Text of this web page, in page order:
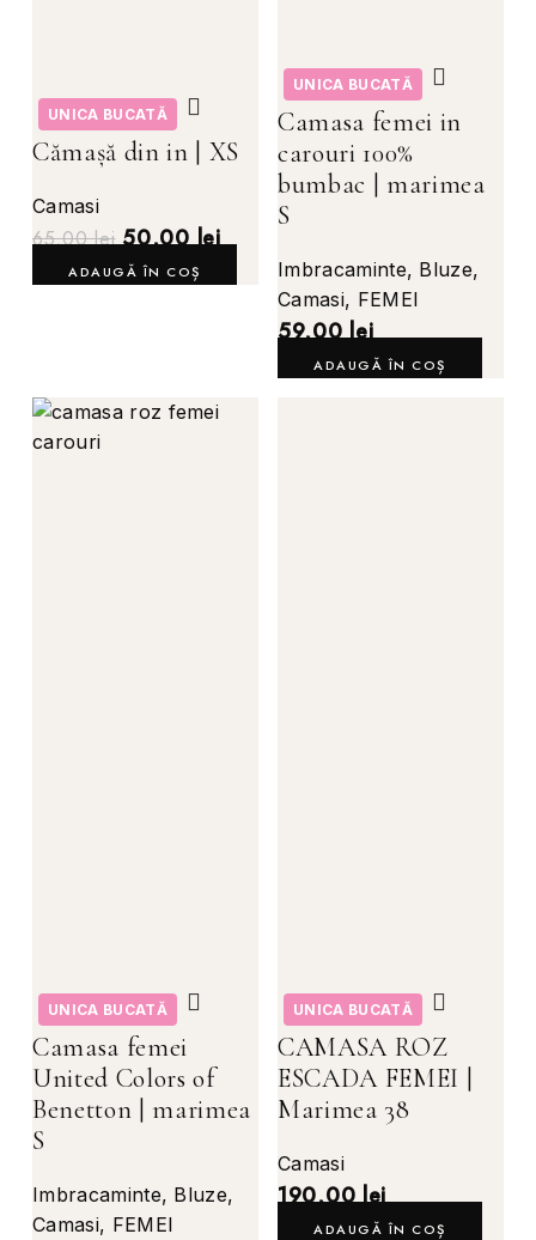
UNICA BUCATĂ
Cămașă din in | XS
Camasi
65,00lei 50,00lei
ADAUGĂ ÎN COȘ
UNICA BUCATĂ
Camasa femei in
carouri 100%
bumbac | marimea
S
Imbracaminte, Bluze,
Camasi, FEMEI
59,00lei
ADAUGĂ ÎN COȘ
UNICA BUCATĂ
Camasa femei
United Colors of
Benetton | marimea
S
Imbracaminte, Bluze,
Camasi, FEMEI
UNICA BUCATĂ
CAMASA ROZ
ESCADA FEMEI |
Marimea 38
Camasi
190,00lei
ADAUGĂ ÎN COȘ